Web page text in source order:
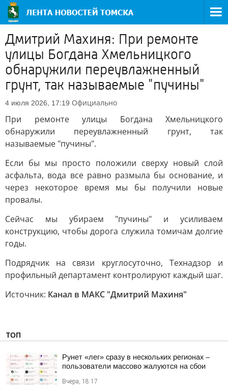
Дмитрий Махиня: При ремонте
улицы Богдана Хмельницкого
обнаружили переувлажненный
грунт, так называемые "пучины"
4 июля 2026, 17:19 Официально
При ремонте улицы Богдана Хмельницкого
обнаружили переувлажненный грунт, так
называемые "пучины".
Если бы мы просто положили сверху новый слой
асфальта, вода все равно размыла бы основание, и
через некоторое время мы бы получили новые
провалы.
Сейчас мы убираем "пучины" и усиливаем
конструкцию, чтобы дорога служила томичам долгие
годы.
Подрядчик на связи круглосуточно, Технадзор и
профильный департамент контролируют каждый шаг.
Источник: Канал в МАКС "Дмитрий Махиня"
ТОП
Рунет «лег» сразу в нескольких регионах –
пользователи массово жалуются на сбои
Вчера, 18:17